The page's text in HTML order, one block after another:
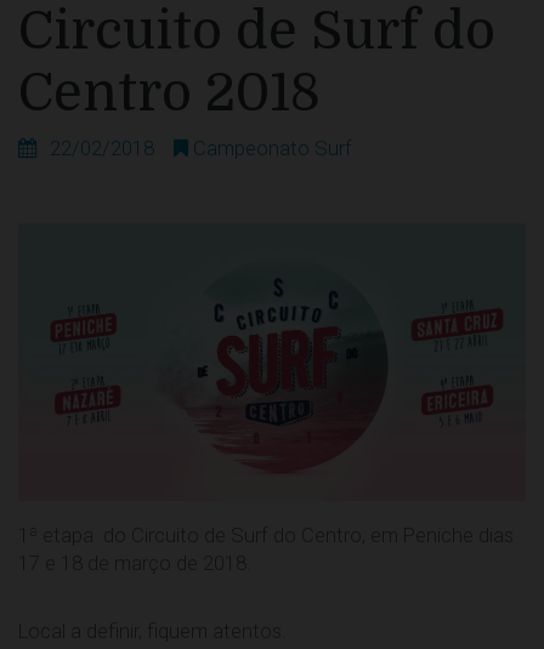
Circuito de Surf do
Centro 2018
22/02/2018 Campeonato Surf